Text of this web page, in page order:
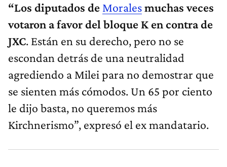
“Los diputados de Moralesmuchas veces
votaron a favor del bloque K en contra de
JXC. Están en su derecho, pero no se
escondan detrás de una neutralidad
agrediendo a Milei para no demostrar que
se sienten más cómodos. Un 65 por ciento
le dijo basta, no queremos más
Kirchnerismo”, expresó el ex mandatario.